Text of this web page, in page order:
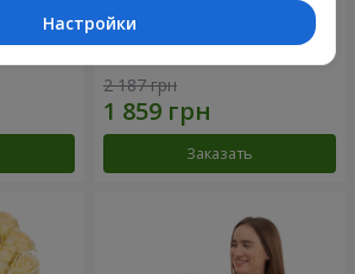
Букет из 21 кремовой розы
2 187 грн
Заказать
Настройки